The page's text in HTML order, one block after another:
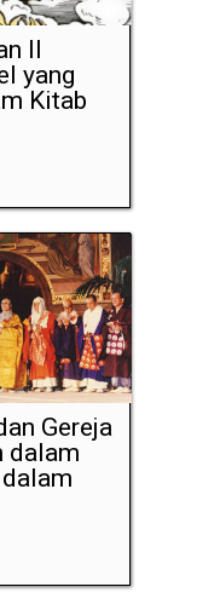
II
yang
Kitab
Gereja
dalam